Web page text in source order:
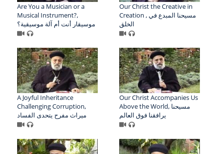
Are You a Musician or a
Musical Instrument?,
موسيقار أنت أم آلة موسيقية؟
Our Christ the Creative in
Creation , مسيحنا المبدع في
الخلق
A Joyful Inheritance
Challenging Corruption,
ميراث مفرح يتحدى الفساد
Our Christ Accompanies Us
Above the World, مسيحنا
يرافقنا فوق العالم